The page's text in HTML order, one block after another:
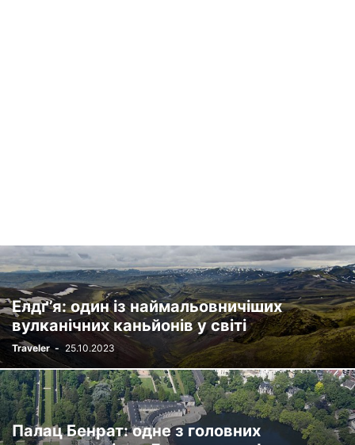
Елдґ’я: один із наймальовничіших
вулканічних каньйонів у світі
Traveler - 25.10.2023
Палац Бенрат: одне з головних